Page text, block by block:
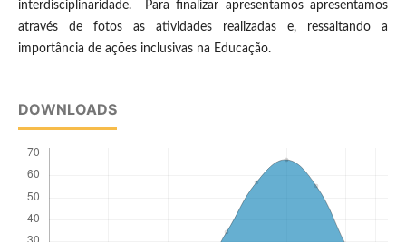
interdisciplinaridade. Para finalizar apresentamos apresentamos
através de fotos as atividades realizadas e, ressaltando a
importância de ações inclusivas na Educação.
DOWNLOADS